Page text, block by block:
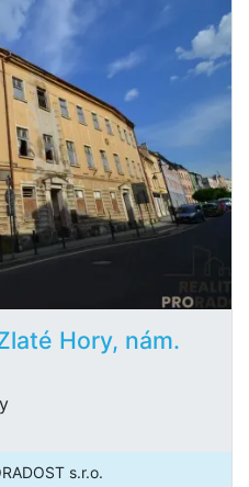
Hory, nám.
s.r.o.